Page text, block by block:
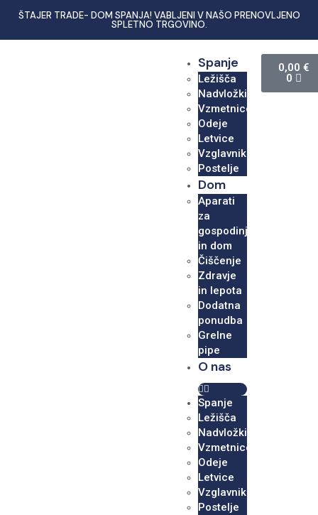
ŠTAJER TRADE- DOM SPANJA! VABLJENI V NAŠO PRENOVLJENO
SPLETNO TRGOVINO.
Spanje
Ležišča
Nadvložki
Vzmetnice
Odeje
Letvice
Vzglavniki
Postelje
Dom
Aparati
za
gospodinjstvo
in dom
Čiščenje
Zdravje
in lepota
Dodatna
ponudba
Grelne
pipe
O nas
Spanje
Ležišča
Nadvložki
Vzmetnice
Odeje
Letvice
Vzglavniki
Postelje
0,00€
0